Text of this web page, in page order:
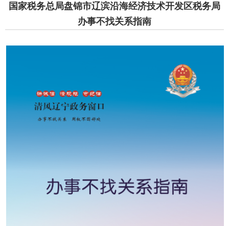
国家税务总局盘锦市辽滨沿海经济技术开发区税务局
办事不找关系指南